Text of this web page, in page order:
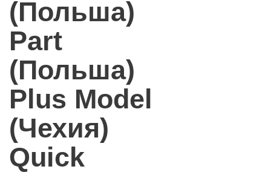
(Польша)
Part
(Польша)
Plus Model
(Чехия)
Quick